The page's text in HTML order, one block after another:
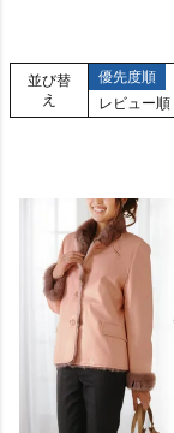
並び替
え
優先度順
レビュー順